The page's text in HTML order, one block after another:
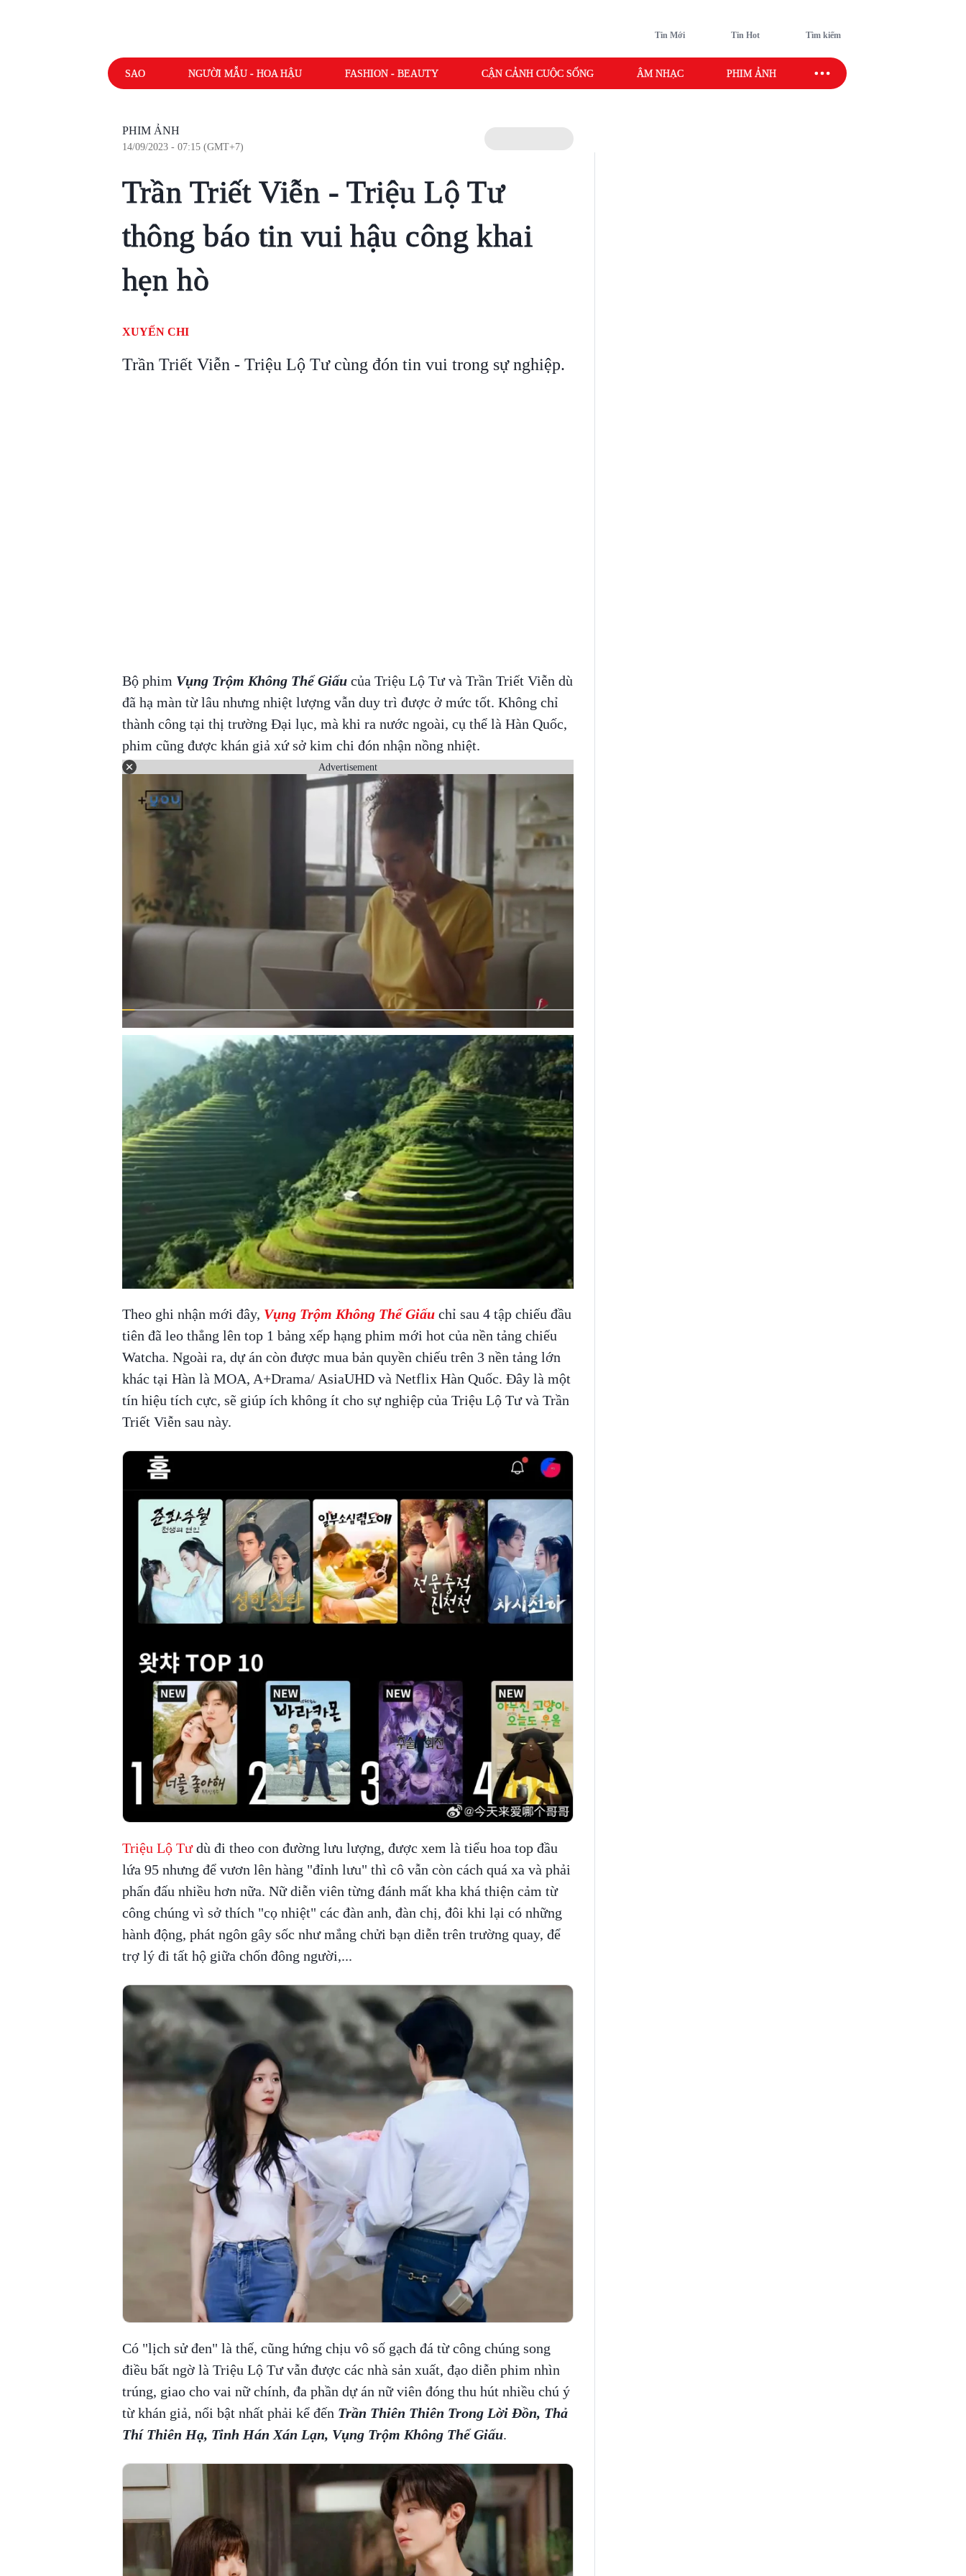
Tin Mới Tin Hot Tìm kiếm
SAO NGƯỜI MẪU - HOA HẬU FASHION - BEAUTY CẬN CẢNH CUỘC SỐNG ÂM NHẠC PHIM ẢNH SAO SPORT
PHIM ẢNH
14/09/2023 - 07:15 (GMT+7)
Trần Triết Viễn - Triệu Lộ Tư
thông báo tin vui hậu công khai
hẹn hò
XUYẾN CHI
Trần Triết Viễn - Triệu Lộ Tư cùng đón tin vui trong sự nghiệp.
Bộ phim Vụng Trộm Không Thể Giấucủa Triệu Lộ Tư và Trần Triết Viễn dù
đã hạ màn từ lâu nhưng nhiệt lượng vẫn duy trì được ở mức tốt. Không chỉ
thành công tại thị trường Đại lục, mà khi ra nước ngoài, cụ thể là Hàn Quốc,
phim cũng được khán giả xứ sở kim chi đón nhận nồng nhiệt.
Advertisement
Theo ghi nhận mới đây, Vụng Trộm Không Thể Giấu chỉ sau 4 tập chiếu đầu
tiên đã leo thẳng lên top 1 bảng xếp hạng phim mới hot của nền tảng chiếu
Watcha. Ngoài ra, dự án còn được mua bản quyền chiếu trên 3 nền tảng lớn
khác tại Hàn là MOA, A+Drama/ AsiaUHD và Netflix Hàn Quốc. Đây là một
tín hiệu tích cực, sẽ giúp ích không ít cho sự nghiệp của Triệu Lộ Tư và Trần
Triết Viễn sau này.
Triệu Lộ Tưdù đi theo con đường lưu lượng, được xem là tiểu hoa top đầu
lứa 95 nhưng để vươn lên hàng "đỉnh lưu" thì cô vẫn còn cách quá xa và phải
phấn đấu nhiều hơn nữa. Nữ diễn viên từng đánh mất kha khá thiện cảm từ
công chúng vì sở thích "cọ nhiệt" các đàn anh, đàn chị, đôi khi lại có những
hành động, phát ngôn gây sốc như mắng chửi bạn diễn trên trường quay, để
trợ lý đi tất hộ giữa chốn đông người,...
Có "lịch sử đen" là thế, cũng hứng chịu vô số gạch đá từ công chúng song
điều bất ngờ là Triệu Lộ Tư vẫn được các nhà sản xuất, đạo diễn phim nhìn
trúng, giao cho vai nữ chính, đa phần dự án nữ viên đóng thu hút nhiều chú ý
từ khán giả, nổi bật nhất phải kể đến Trần Thiên Thiên Trong Lời Đồn, Thả
Thí Thiên Hạ, Tinh Hán Xán Lạn, Vụng Trộm Không Thể Giấu.